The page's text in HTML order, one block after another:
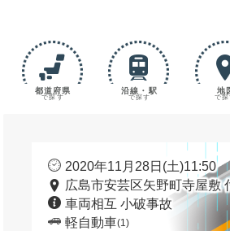
都道府県
で探す
沿線・駅
で探す
地
で探
2020年11月28日(土)11:50
広島市安芸区矢野町寺屋敷
車両相互 小破事故
軽自動車(1)